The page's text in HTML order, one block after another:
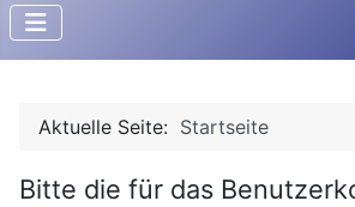
Aktuelle Seite: Startseite
Bitte die für das